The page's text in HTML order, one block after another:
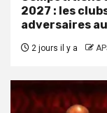
2027 : les
adversaires
2 jours il y a